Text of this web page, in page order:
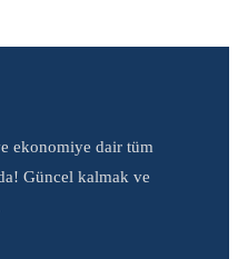
ekonomiye dair tüm
Güncel kalmak ve